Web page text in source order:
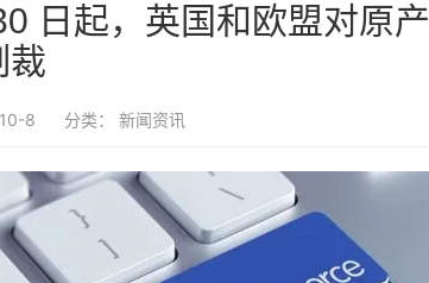
日起，英国和欧盟对原
裁
8 分类： 新闻资讯